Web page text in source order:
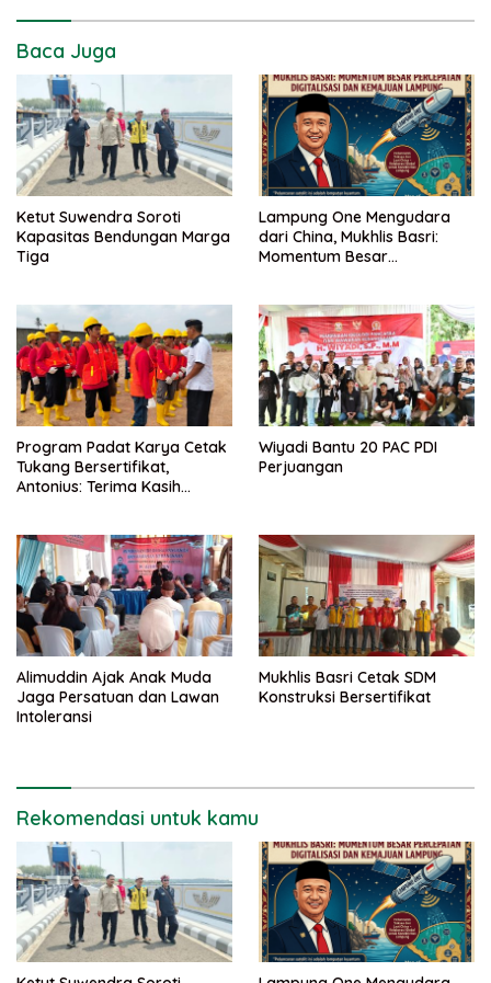
Baca Juga
Ketut Suwendra Soroti
Kapasitas Bendungan Marga
Tiga
Lampung One Mengudara
dari China, Mukhlis Basri:
Momentum Besar
Program Padat Karya Cetak
Tukang Bersertifikat,
Antonius: Terima Kasih
Wiyadi Bantu 20 PAC PDI
Perjuangan
Alimuddin Ajak Anak Muda
Jaga Persatuan dan Lawan
Intoleransi
Mukhlis Basri Cetak SDM
Konstruksi Bersertifikat
Rekomendasi untuk kamu